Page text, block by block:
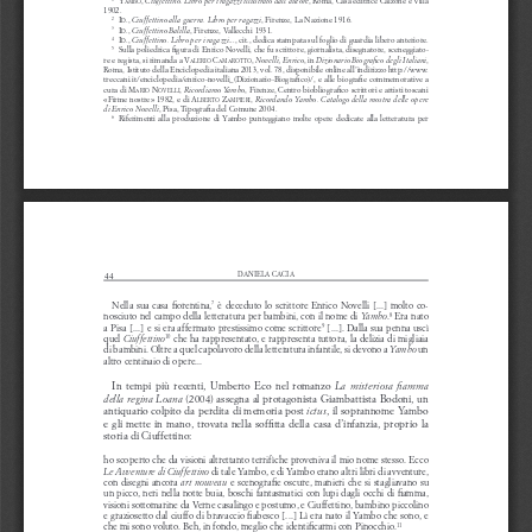
1902.
2 iD. , Ciuffettino alla guerra. Libro per ragazzi, firenze, la nazione 1916.
3 iD , Ciuffettino Balilla , firenze, vallecchi 1931.
4 iD. , Ciuffettino. Libro per i ragazzi..., cit., dedica stampata sul foglio di guardia libero anteriore.
5
  sulla poliedrica figura di enrico novelli, che fu scrittore, giornalista, disegnatore, sceneggiato-
re e regista, si rimanda a Valerio Camarotto, Novelli, Enrico , in Dizionario Biografico degli Italiani
roma, istituto della enciclopedia italiana 2013, vol. 78, disponibile online all’indirizzo http://www.
treccani.it/enciclopedia/enrico-novelli_(dizionario-Biografico)/ , e alle biografie commemorative a
cura di m ario noVelli, Ricordiamo Yambo
, firenze, centro biobliografico scrittori e artisti toscani
«firme nostre» 1982, e di a lberto Z ampieri
Ricordando Yambo. Catalogo della mostra delle opere
di Enrico Novelli, pisa, tipografia del comune 2004.
6
   riferimenti  alla  produzione  di  Yambo  punteggiano  molte  opere  dedicate  alla  letteratura  per
44 daniela cacia
nella  sua  casa  fiorentina,7
  è  deceduto  lo  scrittore  enrico  novelli  [...]  molto  co-
nosciuto nel campo della letteratura per bambini, con il nome di Yambo. 8 era nato
a pisa [...] e si era affermato prestissimo come scrittore9 [...]. dalla sua penna uscì
quel Ciuffettino10 che ha rappresentato, e rappresenta tuttora, la delizia di migliaia
di bambini. oltre a quel capolavoro della letteratura infantile, si devono a Yambo un
altro centinaio di opere...
in  tempi  più  recenti,  umberto  eco  nel  romanzo La  misteriosa  fiamma
della regina Loana (2004) assegna al protagonista giambattista Bodoni, un
antiquario colpito da perdita di memoria post ictus, il soprannome Yambo
e  gli  mette  in  mano,  trovata  nella  soffitta  della  casa  d’infanzia,  proprio  la
storia di ciuffettino:
ho scoperto che da visioni altrettanto terrifìche proveniva il mio nome stesso. ecco
Le Avventure di Ciuffettino di tale Yambo, e di Yambo erano altri libri di avventure,
con disegni ancora art nouveau e scenografie oscure, manieri che si stagliavano su
un picco, neri nella notte buia, boschi fantasmatici con lupi dagli occhi di fiamma,
visioni sottomarine da verne casalingo e postumo, e ciuffettino, bambino piccolino
e graziosetto dal ciuffo di bravaccio fiabesco [...] lì era nato il Yambo che sono, e
che mi sono voluto. Beh, in fondo, meglio che identificarmi con pinocchio.11